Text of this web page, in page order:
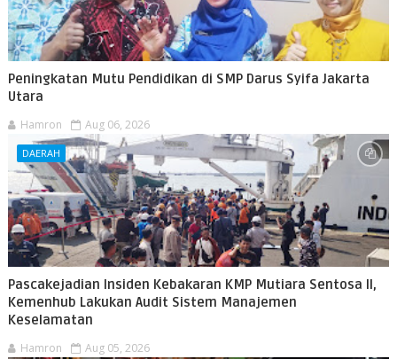
Peningkatan Mutu Pendidikan di SMP Darus Syifa Jakarta
Utara
Hamron Aug 06, 2026
DAERAH
Pascakejadian Insiden Kebakaran KMP Mutiara Sentosa II,
Kemenhub Lakukan Audit Sistem Manajemen
Keselamatan
Hamron Aug 05, 2026